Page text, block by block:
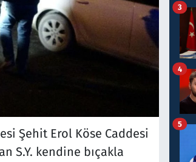
Şehit Erol Köse Caddesi
S.Y. kendine bıçakla
3
4
5